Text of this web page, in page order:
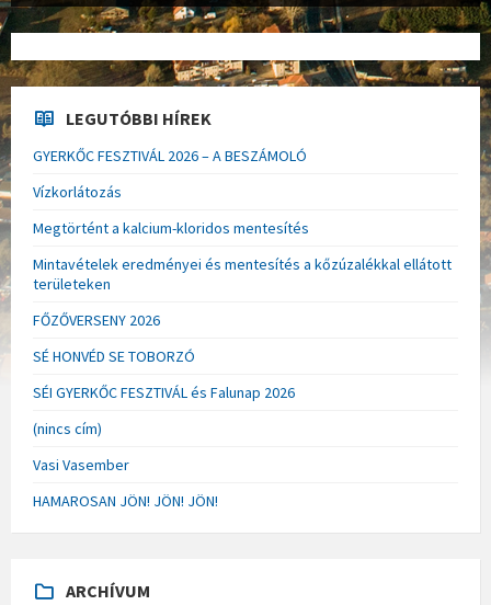
LEGUTÓBBI HÍREK
GYERKŐC FESZTIVÁL 2026 – A BESZÁMOLÓ
Vízkorlátozás
Megtörtént a kalcium-kloridos mentesítés
Mintavételek eredményei és mentesítés a kőzúzalékkal ellátott
területeken
FŐZŐVERSENY 2026
SÉ HONVÉD SE TOBORZÓ
SÉI GYERKŐC FESZTIVÁL és Falunap 2026
(nincs cím)
Vasi Vasember
HAMAROSAN JÖN! JÖN! JÖN!
ARCHÍVUM